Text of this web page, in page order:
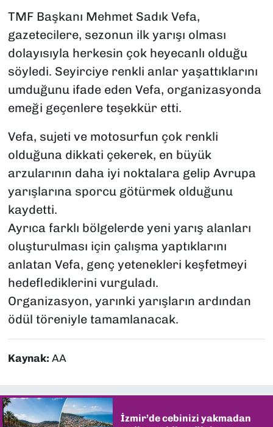
TMF Başkanı Mehmet Sadık Vefa,
gazetecilere, sezonun ilk yarışı olması
dolayısıyla herkesin çok heyecanlı olduğu
söyledi. Seyirciye renkli anlar yaşattıklarını
umduğunu ifade eden Vefa, organizasyonda
emeği geçenlere teşekkür etti.
Vefa, sujeti ve motosurfun çok renkli
olduğuna dikkati çekerek, en büyük
arzularının daha iyi noktalara gelip Avrupa
yarışlarına sporcu götürmek olduğunu
kaydetti.
Ayrıca farklı bölgelerde yeni yarış alanları
oluşturulması için çalışma yaptıklarını
anlatan Vefa, genç yetenekleri keşfetmeyi
hedeflediklerini vurguladı.
Organizasyon, yarınki yarışların ardından
ödül töreniyle tamamlanacak.
Kaynak: AA
İzmir’de cebinizi yakmadan